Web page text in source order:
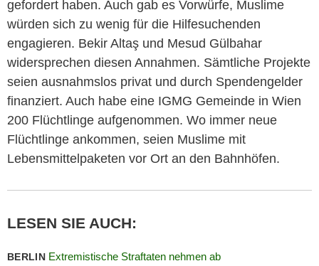
gefordert haben. Auch gab es Vorwürfe, Muslime
würden sich zu wenig für die Hilfesuchenden
engagieren. Bekir Altaş und Mesud Gülbahar
widersprechen diesen Annahmen. Sämtliche Projekte
seien ausnahmslos privat und durch Spendengelder
finanziert. Auch habe eine IGMG Gemeinde in Wien
200 Flüchtlinge aufgenommen. Wo immer neue
Flüchtlinge ankommen, seien Muslime mit
Lebensmittelpaketen vor Ort an den Bahnhöfen.
LESEN SIE AUCH:
BERLIN Extremistische Straftaten nehmen ab